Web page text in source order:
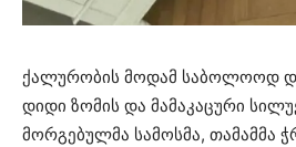
ქალურობის მოდამ საბოლოოდ
დიდი ზომის და მამაკაცური
მორგებულმა სამოსმა, თამამმა